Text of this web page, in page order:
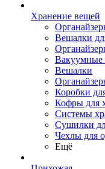
Хранение вещей
Вешалки
Вакуумные
Вешалки
Коробки
Кофры для
Системы
Сушилки
Чехлы для
Ещё